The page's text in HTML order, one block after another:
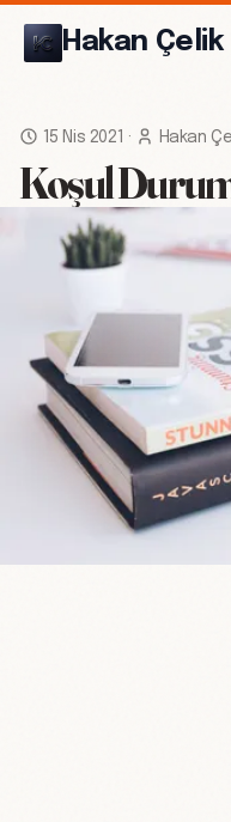
Hakan Çelik
15 Nis 2021 · Hakan
Koşul